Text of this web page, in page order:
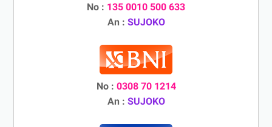
No : 135 0010 500 633
An : SUJOKO
No : 0308 70 1214
An : SUJOKO